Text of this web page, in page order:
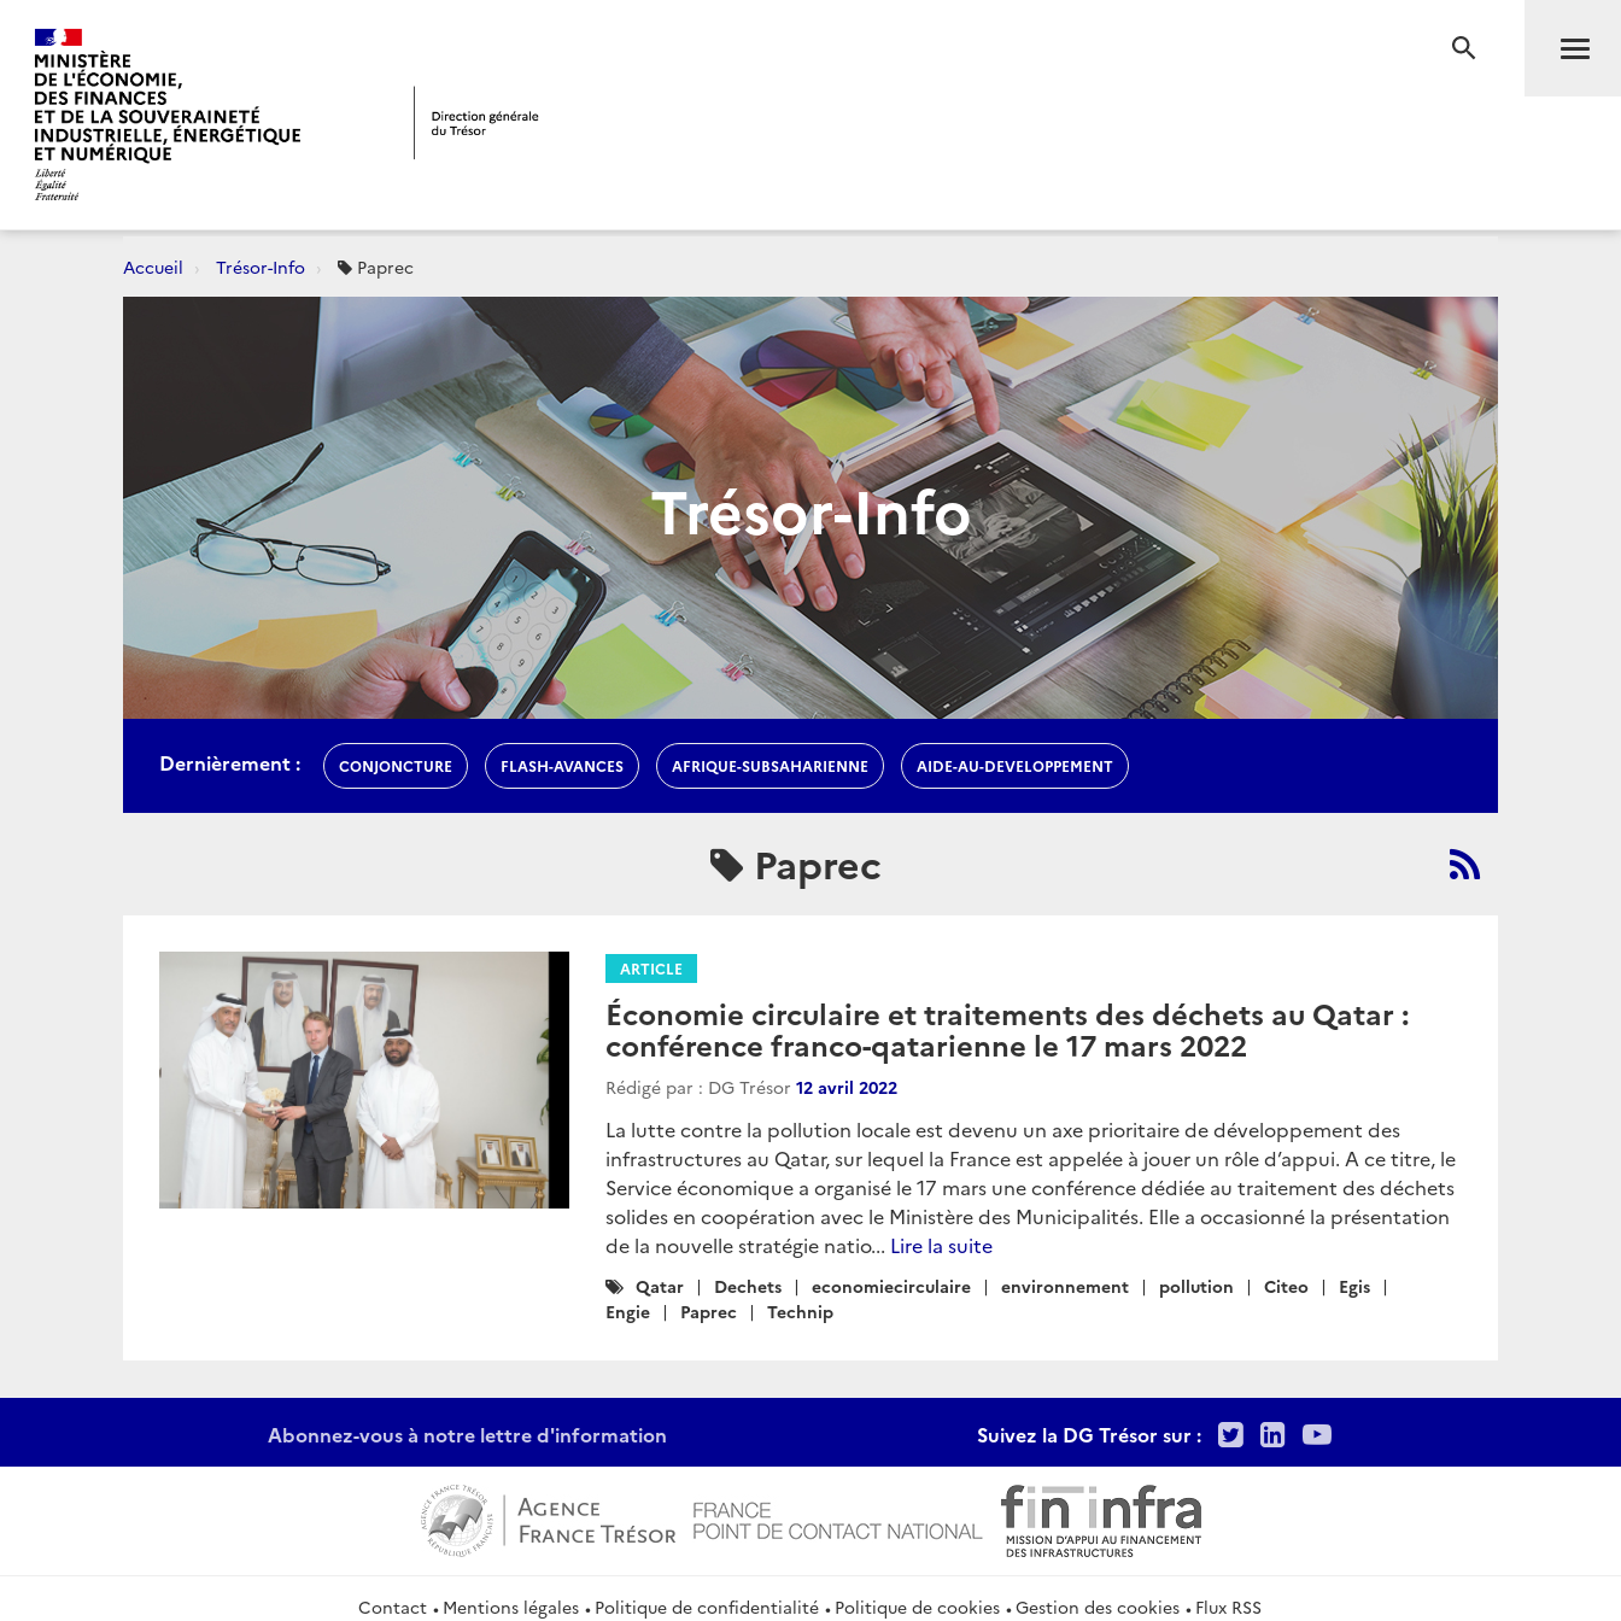
RECHERCHE
Accueil Trésor-Info Paprec
Trésor-Info
Dernièrement : CONJONCTURE FLASH-AVANCES AFRIQUE-SUBSAHARIENNE AIDE-AU-DEVELOPPEMENT
Paprec
ARTICLE
Économie circulaire et traitements des déchets au Qatar :
conférence franco-qatarienne le 17 mars 2022
Rédigé par : DG Trésor 12 avril 2022
La lutte contre la pollution locale est devenu un axe prioritaire de développement des
infrastructures au Qatar, sur lequel la France est appelée à jouer un rôle d’appui. A ce titre, le
Service économique a organisé le 17 mars une conférence dédiée au traitement des déchets
solides en coopération avec le Ministère des Municipalités. Elle a occasionné la présentation
de la nouvelle stratégie natio... Lire la suite
Catégories
:
Qatar Dechets economiecirculaire environnement pollution Citeo
Egis
Engie
Paprec Technip
Abonnez-vous à notre lettre d'information Suivez la DG Trésor sur : TwitterLinkedIn
Youtube
Contact Mentions légales Politique de confidentialité Politique de cookies Gestion des cookies Flux RSS